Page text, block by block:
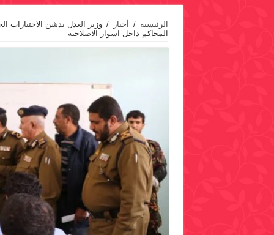
الرئيسية / أخبار / وزير العدل يدشن الاختبارات
المحاكم داخل اسوار الاصلاحية